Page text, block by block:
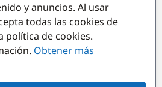
y anuncios. Al usar
todas las cookies de
política de cookies.
Obtener más